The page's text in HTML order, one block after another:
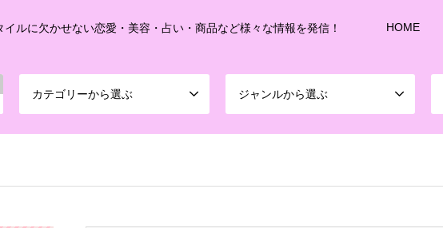
ルに欠かせない恋愛・美容・占い・商品など様々な情報を発信！ HOME
カテゴリーから選ぶ ジャンルから選ぶ